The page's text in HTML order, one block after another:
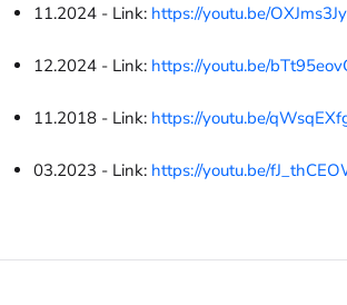
11.2024 - Link: https://youtu.be/
12.2024 - Link: https://youtu.be/
11.2018 - Link: https://youtu.be/
03.2023 - Link: https://youtu.be/